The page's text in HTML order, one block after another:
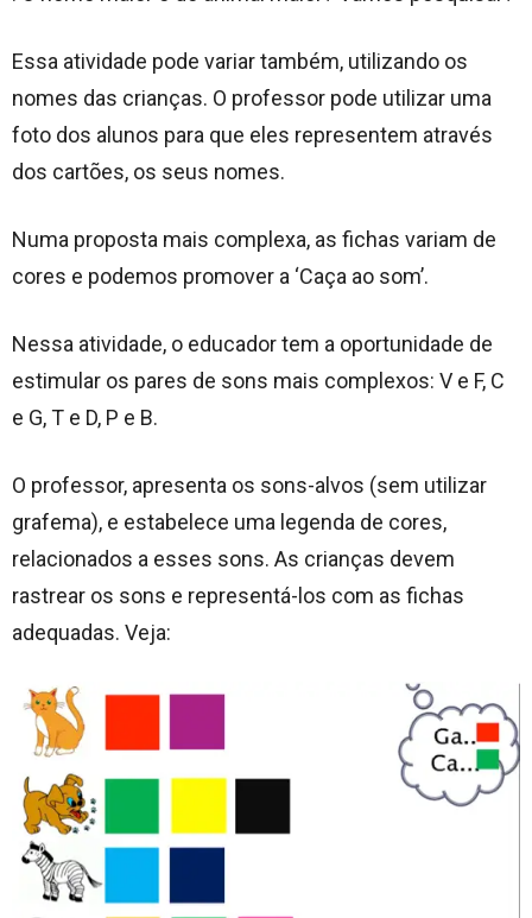
Essa atividade pode variar também, utilizando os
nomes das crianças. O professor pode utilizar uma
foto dos alunos para que eles representem através
dos cartões, os seus nomes.
Numa proposta mais complexa, as fichas variam de
cores e podemos promover a ‘Caça ao som’.
Nessa atividade, o educador tem a oportunidade de
estimular os pares de sons mais complexos: V e F, C
e G, T e D, P e B.
O professor, apresenta os sons-alvos (sem utilizar
grafema), e estabelece uma legenda de cores,
relacionados a esses sons. As crianças devem
rastrear os sons e representá-los com as fichas
adequadas. Veja: